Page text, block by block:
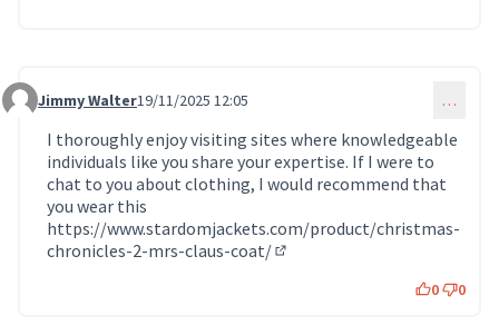
Commentaire 1686
Jimmy Walter19/11/2025 12:05 …
I thoroughly enjoy visiting sites where knowledgeable
individuals like you share your expertise. If I were to
chat to you about clothing, I would recommend that
you wear this
https://www.stardomjackets.com/product/christmas-
chronicles-2-mrs-claus-coat/
0 0